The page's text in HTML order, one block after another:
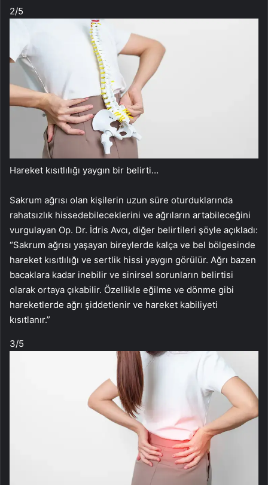
2/5
Hareket kısıtlılığı yaygın bir belirti…
Sakrum ağrısı olan kişilerin uzun süre oturduklarında
rahatsızlık hissedebileceklerini ve ağrıların artabileceğini
vurgulayan Op. Dr. İdris Avcı, diğer belirtileri şöyle açıkladı:
“Sakrum ağrısı yaşayan bireylerde kalça ve bel bölgesinde
hareket kısıtlılığı ve sertlik hissi yaygın görülür. Ağrı bazen
bacaklara kadar inebilir ve sinirsel sorunların belirtisi
olarak ortaya çıkabilir. Özellikle eğilme ve dönme gibi
hareketlerde ağrı şiddetlenir ve hareket kabiliyeti
kısıtlanır.”
3/5